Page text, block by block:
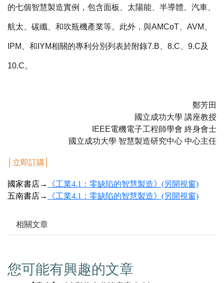
的七個智慧製造實例，包含面板、太陽能、半導體、汽車、
航太、碳纖、和吹瓶機產業等。此外，與AMCoT、AVM、
IPM、和IYM相關的專利分別列表於附錄7.B、8.C、9.C及
10.C。
鄭芳田
國立成功大學 講座教授
IEEE電機電子工程師學會 終身會士
國立成功大學 智慧製造研究中心 中心主任
立即訂購
國家書店→
《工業4.1：零缺陷的智慧製造》(另開視窗)
五南書店→
《工業4.1：零缺陷的智慧製造》(另開視窗)
相關文章
您可能有興趣的文章